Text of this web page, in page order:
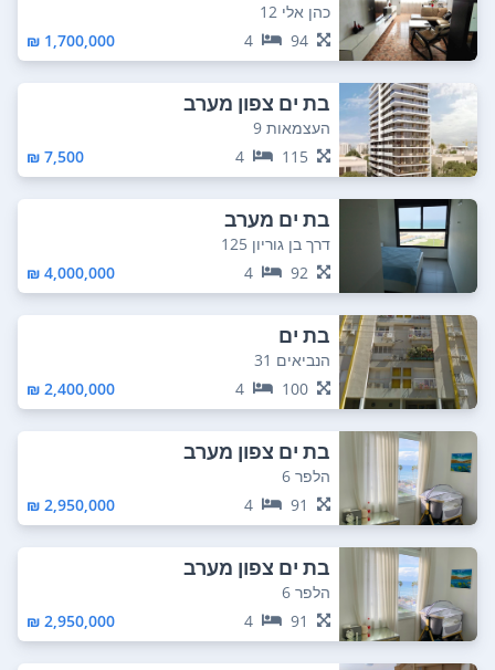
כהן אלי 12
94
4
1,700,000 ₪
בת ים צפון מערב
העצמאות 9
115
4
7,500 ₪
בת ים מערב
דרך בן גוריון 125
92
4
4,000,000 ₪
בת ים
הנביאים 31
100
4
2,400,000 ₪
בת ים צפון מערב
הלפר 6
91
4
2,950,000 ₪
בת ים צפון מערב
הלפר 6
91
4
2,950,000 ₪